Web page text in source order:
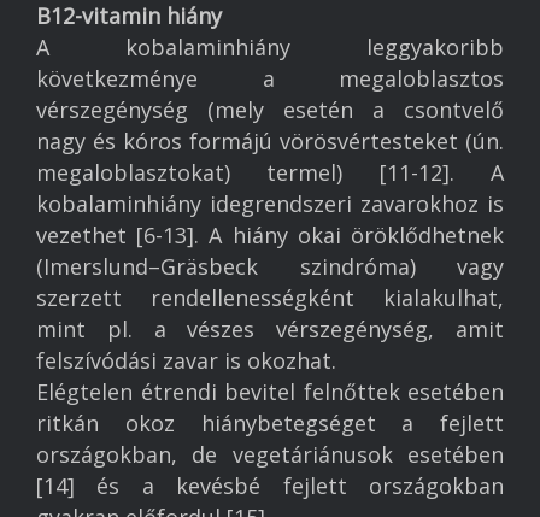
B12-vitamin hiány
A kobalaminhiány leggyakoribb
következménye a megaloblasztos
vérszegénység (mely esetén a csontvelő
nagy és kóros formájú vörösvértesteket (ún.
megaloblasztokat) termel) [11-12]. A
kobalaminhiány idegrendszeri zavarokhoz is
vezethet [6-13]. A hiány okai öröklődhetnek
(Imerslund–Gräsbeck szindróma) vagy
szerzett rendellenességként kialakulhat,
mint pl. a vészes vérszegénység, amit
felszívódási zavar is okozhat.
Elégtelen étrendi bevitel felnőttek esetében
ritkán okoz hiánybetegséget a fejlett
országokban, de vegetáriánusok esetében
[14] és a kevésbé fejlett országokban